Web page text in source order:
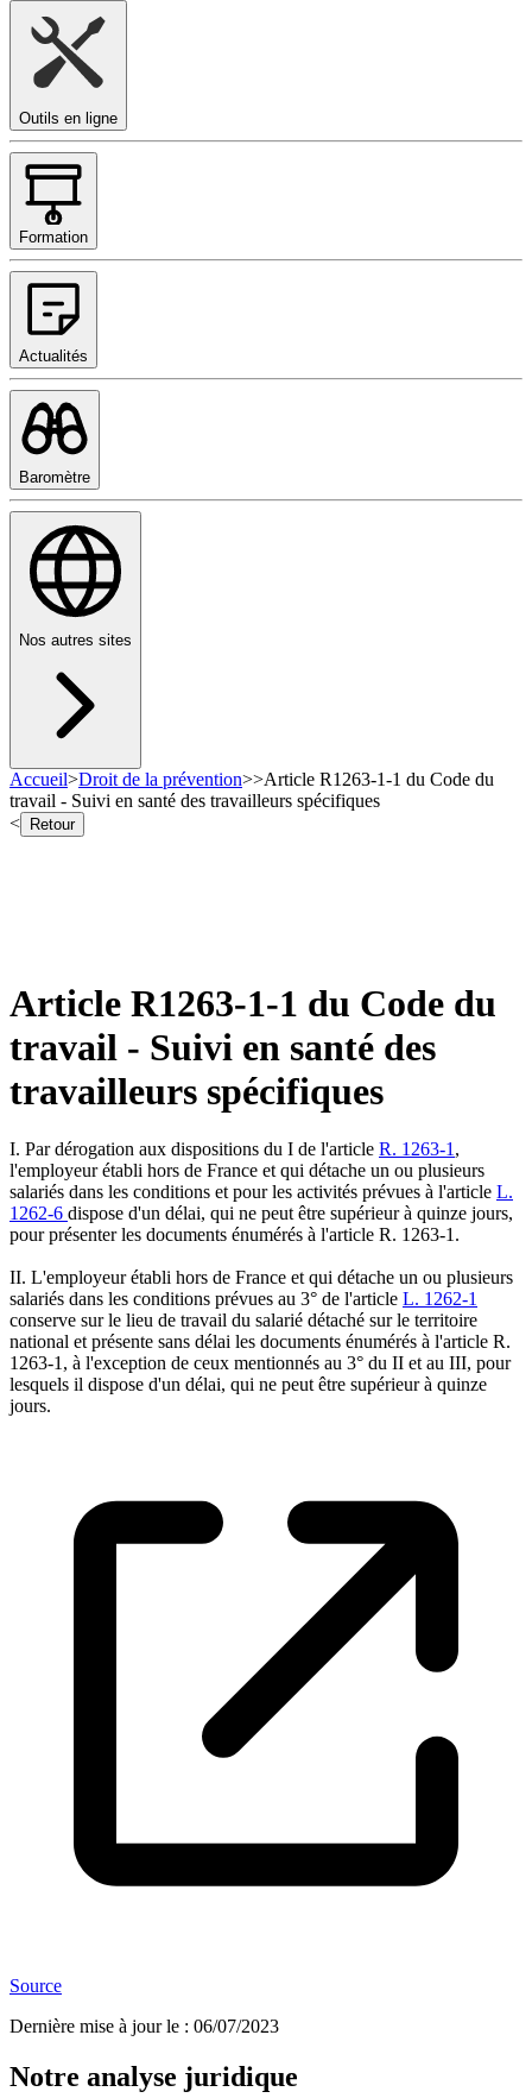
Outils en ligne
Formation
Actualités
Baromètre
Nos autres sites
Accueil>Droit de la prévention>>Article R1263-1-1 du Code du
travail - Suivi en santé des travailleurs spécifiques
<
Retour
Article R1263-1-1 du Code du
travail - Suivi en santé des
travailleurs spécifiques
I. Par dérogation aux dispositions du I de l'article R. 1263-1 ,
l'employeur établi hors de France et qui détache un ou plusieurs
salariés dans les conditions et pour les activités prévues à l'article L.
1262-6 dispose d'un délai, qui ne peut être supérieur à quinze jours,
pour présenter les documents énumérés à l'article R. 1263-1.
II. L'employeur établi hors de France et qui détache un ou plusieurs
salariés dans les conditions prévues au 3° de l'article L. 1262-1
conserve sur le lieu de travail du salarié détaché sur le territoire
national et présente sans délai les documents énumérés à l'article R.
1263-1, à l'exception de ceux mentionnés au 3° du II et au III, pour
lesquels il dispose d'un délai, qui ne peut être supérieur à quinze
jours.
Source
Dernière mise à jour le : 06/07/2023
Notre analyse juridique